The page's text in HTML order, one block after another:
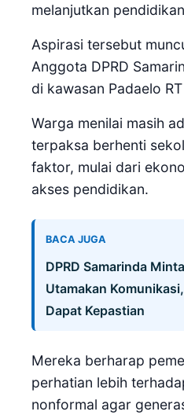
melanjutkan
Aspirasi tersebut
Anggota DPRD
di kawasan Padaelo
Warga menilai masih
terpaksa berhenti
faktor, mulai dari
akses pendidikan.
BACA JUGA
DPRD Samarinda
Utamakan
Dapat Kepastian
Mereka berharap
perhatian lebih
nonformal agar